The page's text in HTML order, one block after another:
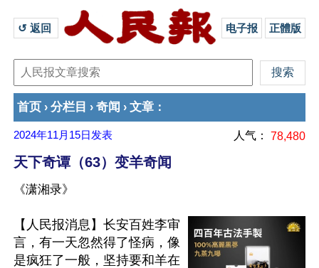
↺ 返回 电子报 正體版
首页 › 分栏目 › 奇闻 › 文章 ：
2024年11月15日 发表 人气： 78,480
天下奇谭（63）变羊奇闻
《潇湘录》
【人民报消息】长安百姓李审
言，有一天忽然得了怪病，像
是疯狂了一般，坚持要和羊在